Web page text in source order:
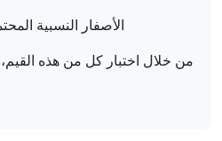
• الأصفار النسبية المحتملة: ±1،
من خلال اختبار كل من هذه القيم،